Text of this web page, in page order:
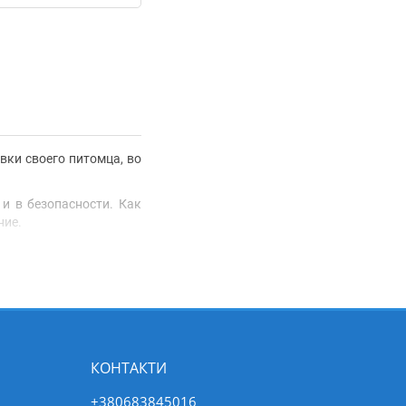
своего питомца, во
в безопасности. Как
КОНТАКТИ
+380683845016